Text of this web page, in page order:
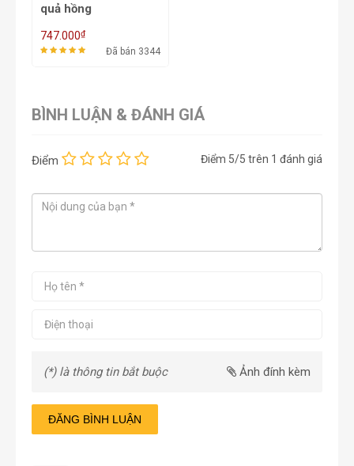
quả hồng
747.000₫
Đã bán 3344
BÌNH LUẬN & ĐÁNH GIÁ
Điểm Điểm 5/5 trên 1 đánh giá
(*) là thông tin bắt buộc Ảnh đính kèm
ĐĂNG BÌNH LUẬN